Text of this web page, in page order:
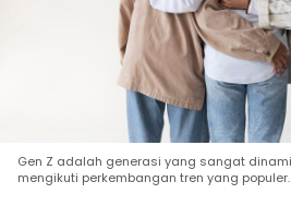
Gen Z adalah generasi yang sangat
mengikuti perkembangan tren yang